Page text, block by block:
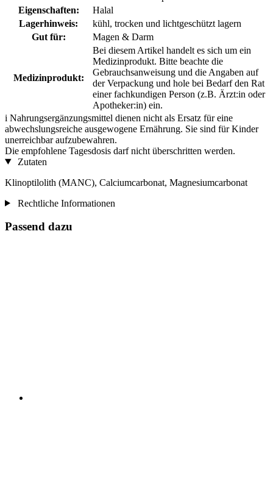
Eigenschaften:
Halal
Lagerhinweis:
kühl, trocken und lichtgeschützt lagern
Gut für:
Magen & Darm
Medizinprodukt:
Bei diesem Artikel handelt es sich um ein
Medizinprodukt. Bitte beachte die
Gebrauchsanweisung und die Angaben auf
der Verpackung und hole bei Bedarf den Rat
einer fachkundigen Person (z.B. Ärzt:in oder
Apotheker:in) ein.
i Nahrungsergänzungsmittel dienen nicht als Ersatz für eine
abwechslungsreiche ausgewogene Ernährung. Sie sind für Kinder
unerreichbar aufzubewahren.
Die empfohlene Tagesdosis darf nicht überschritten werden.
Zutaten
Klinoptilolith (MANC), Calciumcarbonat, Magnesiumcarbonat
Rechtliche Informationen
Passend dazu